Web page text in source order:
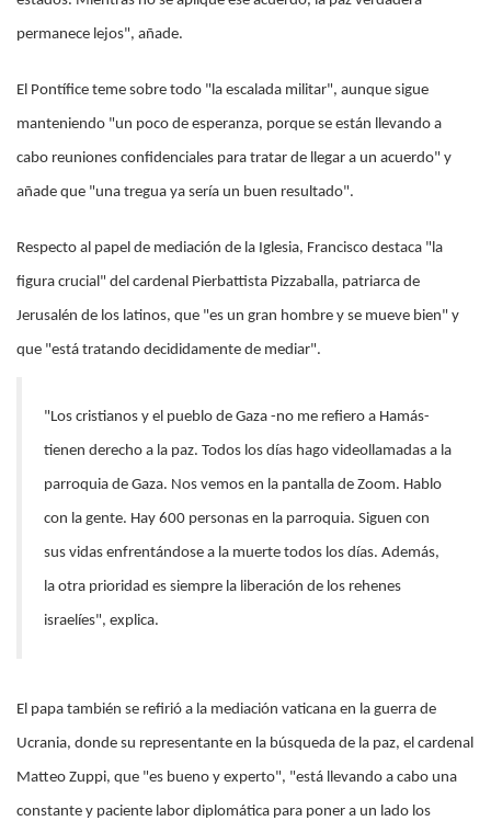
permanece lejos", añade.
El Pontífice teme sobre todo "la escalada militar", aunque sigue
manteniendo "un poco de esperanza, porque se están llevando a
cabo reuniones confidenciales para tratar de llegar a un acuerdo" y
añade que "una tregua ya sería un buen resultado".
Respecto al papel de mediación de la Iglesia, Francisco destaca "la
figura crucial" del cardenal Pierbattista Pizzaballa, patriarca de
Jerusalén de los latinos, que "es un gran hombre y se mueve bien" y
que "está tratando decididamente de mediar".
"Los cristianos y el pueblo de Gaza -no me refiero a Hamás-
tienen derecho a la paz. Todos los días hago videollamadas a la
parroquia de Gaza. Nos vemos en la pantalla de Zoom. Hablo
con la gente. Hay 600 personas en la parroquia. Siguen con
sus vidas enfrentándose a la muerte todos los días. Además,
la otra prioridad es siempre la liberación de los rehenes
israelíes", explica.
El papa también se refirió a la mediación vaticana en la guerra de
Ucrania, donde su representante en la búsqueda de la paz, el cardenal
Matteo Zuppi, que "es bueno y experto", "está llevando a cabo una
constante y paciente labor diplomática para poner a un lado los